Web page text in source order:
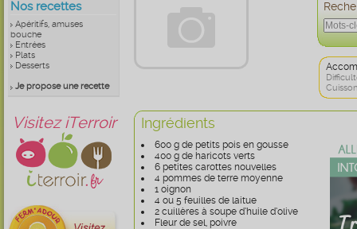
Nos recettes
Apéritifs, amuses
bouche
Entrées
Plats
Desserts
Je propose une recette
Visitez iTerroir Ingrédients
600 g de petits pois en gousse
400 g de haricots verts
6 petites carottes nouvelles
4 pommes de terre moyenne
1 oignon
4 ou 5 feuilles de laitue
2 cuillères à soupe d’huile d’olive
Fleur de sel, poivre